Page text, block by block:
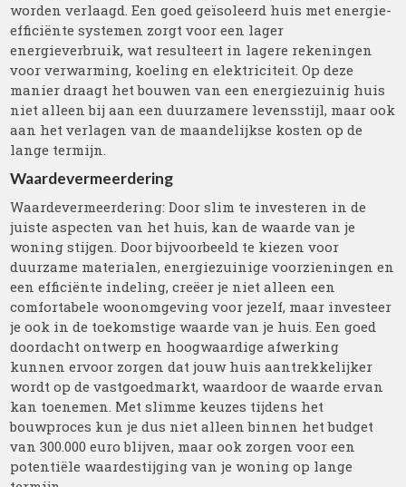
worden verlaagd. Een goed geïsoleerd huis met energie-
efficiënte systemen zorgt voor een lager
energieverbruik, wat resulteert in lagere rekeningen
voor verwarming, koeling en elektriciteit. Op deze
manier draagt het bouwen van een energiezuinig huis
niet alleen bij aan een duurzamere levensstijl, maar ook
aan het verlagen van de maandelijkse kosten op de
lange termijn.
Waardevermeerdering
Waardevermeerdering: Door slim te investeren in de
juiste aspecten van het huis, kan de waarde van je
woning stijgen. Door bijvoorbeeld te kiezen voor
duurzame materialen, energiezuinige voorzieningen en
een efficiënte indeling, creëer je niet alleen een
comfortabele woonomgeving voor jezelf, maar investeer
je ook in de toekomstige waarde van je huis. Een goed
doordacht ontwerp en hoogwaardige afwerking
kunnen ervoor zorgen dat jouw huis aantrekkelijker
wordt op de vastgoedmarkt, waardoor de waarde ervan
kan toenemen. Met slimme keuzes tijdens het
bouwproces kun je dus niet alleen binnen het budget
van 300.000 euro blijven, maar ook zorgen voor een
potentiële waardestijging van je woning op lange